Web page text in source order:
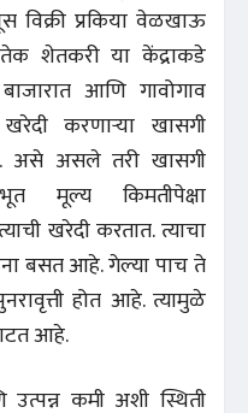
विक्री प्रकिया वेळखाऊ
शेतकरी या केंद्राकडे
आणि गावोगाव
करणाऱ्या खासगी
असे असले तरी खासगी
मूल्य किमतीपेक्षा
खरेदी करतात. त्याचा
बसत आहे. गेल्या पाच ते
होत आहे. त्यामुळे
आहे.
कमी अशी स्थिती